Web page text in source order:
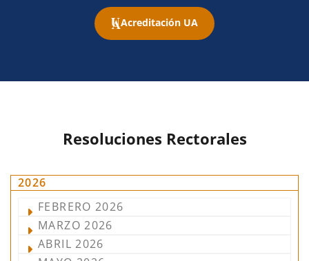
Acreditación UA
Resoluciones Rectorales
2026
FEBRERO 2026
MARZO 2026
ABRIL 2026